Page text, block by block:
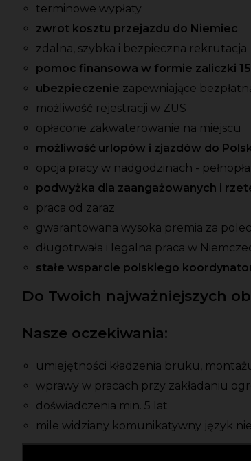
terminowe wypłaty
zwrot kosztu przejazdu do Niemiec
zdalna, szybka i bezpieczna rekrutacja
pomoc finansowa w formie zaliczki
ubezpieczenie zapewniające
możliwość rejestracji w ZUS
opłacone zakwaterowanie na miejscu
możliwość urlopów i zjazdów do
opcja pracy w nadgodzinach -
podwyżka dla zaangażowanych i
praca od zaraz
gwarantowana wysoka premia za
długotrwała i legalna praca w
stałe wsparcie polskiego
Do Twoich najważniejszych
Nasze oczekiwania:
umiejętności kładzenia bruku,
wprawy w pracach przy zakładaniu
doświadczenia min. 5 lat
mile widziany komunikatywny język